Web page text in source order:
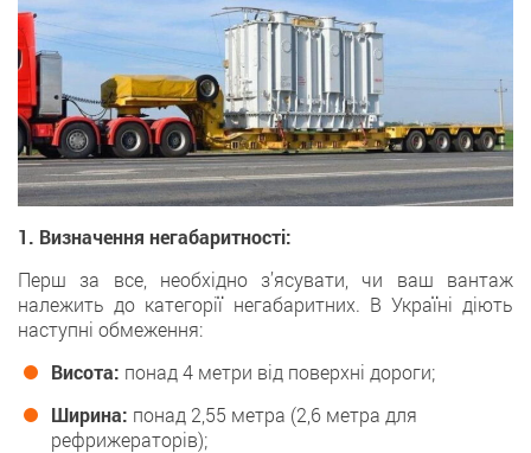
1. Визначення негабаритності:
Перш за все, необхідно з’ясувати, чи ваш вантаж
належить до категорії негабаритних. В Україні діють
наступні обмеження:
Висота: понад 4 метри від поверхні дороги;
Ширина: понад 2,55 метра (2,6 метра для
рефрижераторів);